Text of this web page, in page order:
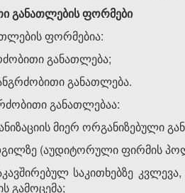
განათლების ფორმები
ფორმებია:
განათლება;
განათლება.
განათლებაა:
მიერ ორგანიზებული
(აუდიტორული ფირმის
საკითხებზე
გამოცემა;